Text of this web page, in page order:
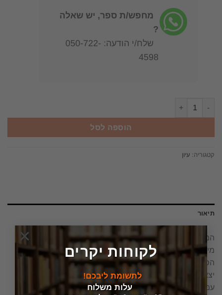
לקוחות יקרים
לתשומת ליבכם!
עלות משלוח
×
מחפש/ת ספר, יש שאלה
?
שלח/י הודעה: 050-722-
4598
הוספה לסל
קטגוריה: עיון
תיאור
המפה והטריטוריה
מישל וולבק
הספרייה של בבל
עמודים, תירגום: רמה איילון.